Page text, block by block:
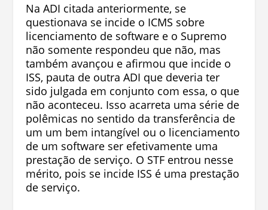
Na ADI citada anteriormente, se
questionava se incide o ICMS sobre
licenciamento de software e o Supremo
não somente respondeu que não, mas
também avançou e afirmou que incide o
ISS, pauta de outra ADI que deveria ter
sido julgada em conjunto com essa, o que
não aconteceu. Isso acarreta uma série de
polêmicas no sentido da transferência de
um um bem intangível ou o licenciamento
de um software ser efetivamente uma
prestação de serviço. O STF entrou nesse
mérito, pois se incide ISS é uma prestação
de serviço.